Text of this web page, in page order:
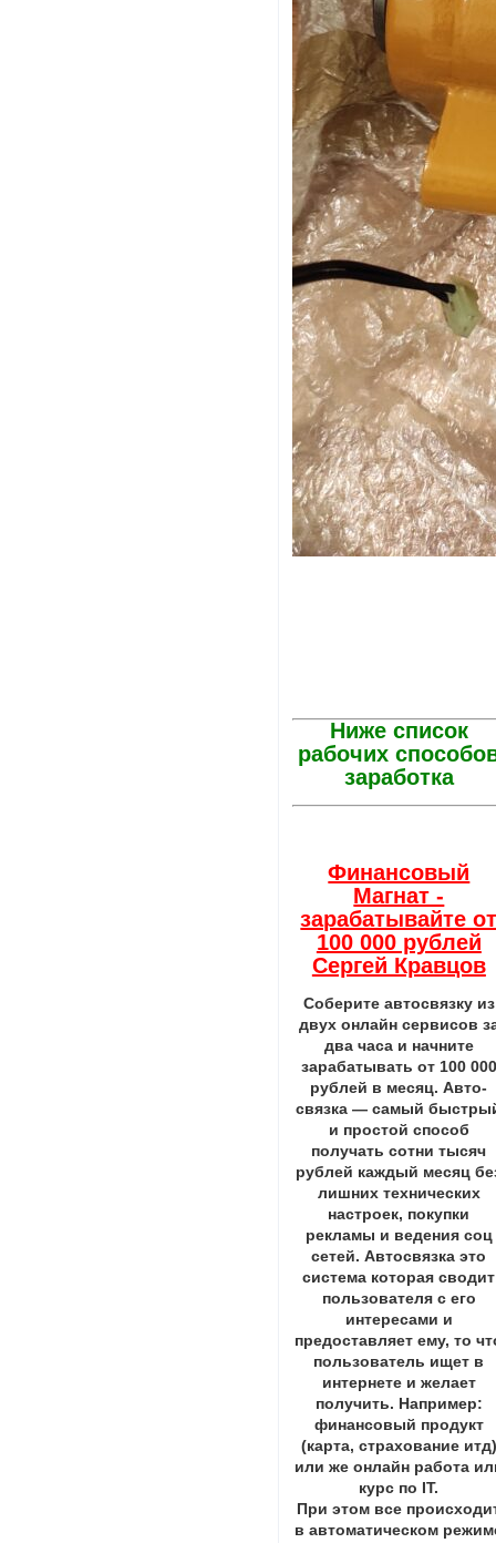
Ниже список
рабочих
заработка
Финансовый
Магнат -
зарабатывайте
100 000 рублей
Сергей Кравцов
Соберите автосвязку из
двух онлайн сервисов
два часа и начните
зарабатывать от 100 000
рублей в месяц. Авто-
связка — самый
и простой способ
получать сотни тысяч
рублей каждый месяц
лишних технических
настроек, покупки
рекламы и ведения соц
сетей. Автосвязка это
система которая сводит
пользователя с его
интересами и
предоставляет ему, то
пользователь ищет в
интернете и желает
получить. Например:
финансовый продукт
(карта, страхование итд)
или же онлайн работа
курс по IT.
При этом все
в автоматическом